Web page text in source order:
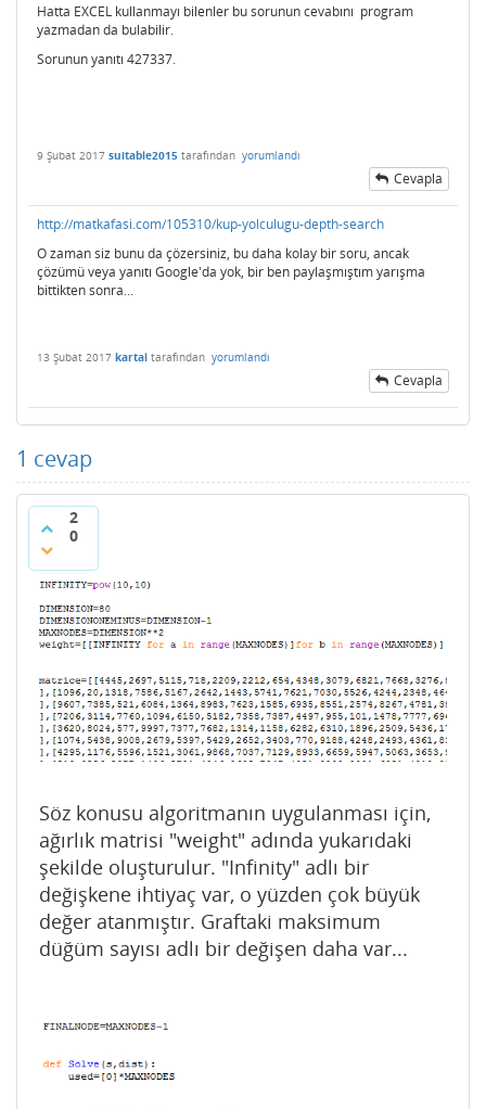
Hatta EXCEL kullanmayı bilenler bu sorunun cevabını program
yazmadan da bulabilir.
Sorunun yanıtı 427337.
9 Şubat 2017 suitable2015 tarafından yorumlandı
Cevapla
http://matkafasi.com/105310/kup-yolculugu-depth-search
O zaman siz bunu da çözersiniz, bu daha kolay bir soru, ancak
çözümü veya yanıtı Google'da yok, bir ben paylaşmıştım yarışma
bittikten sonra...
13 Şubat 2017 kartal tarafından yorumlandı
Cevapla
1 cevap
2
0
Söz konusu algoritmanın uygulanması için,
ağırlık matrisi "weight" adında yukarıdaki
şekilde oluşturulur. "Infinity" adlı bir
değişkene ihtiyaç var, o yüzden çok büyük
değer atanmıştır. Graftaki maksimum
düğüm sayısı adlı bir değişen daha var...